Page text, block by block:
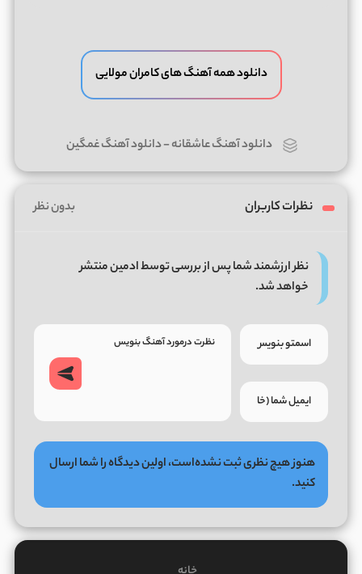
دانلود همه آهنگ های کامران مولایی
دانلود آهنگ عاشقانه-دانلود آهنگ غمگین
نظرات کاربران بدون نظر
نظر ارزشمند شما پس از بررسی توسط ادمین منتشر
خواهد شد.
هنوز هیچ نظری ثبت نشده‌است، اولین دیدگاه را شما ارسال
کنید.